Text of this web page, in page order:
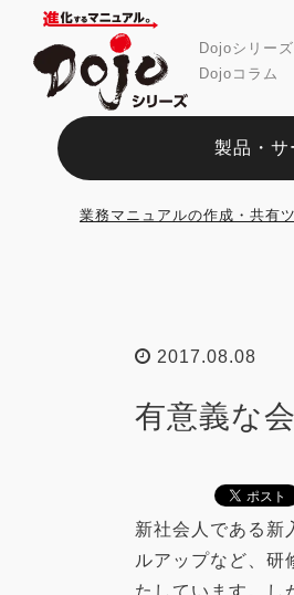
Dojoシリーズ
Dojoコラム
製品・サ
業務マニュアルの作成・共有
2017.08.08
有意義な
新社会人である新
ルアップなど、研
たしています。し